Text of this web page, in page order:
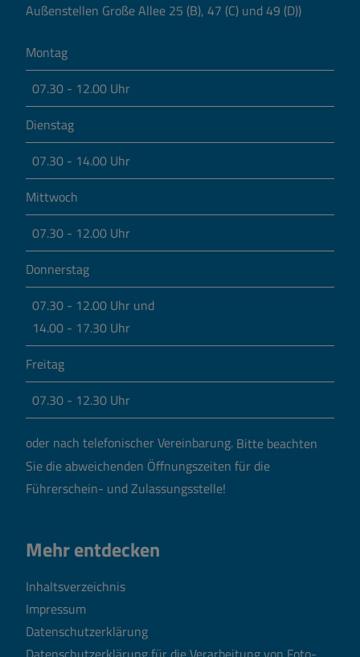
Außenstellen Große Allee 25 (B), 47 (C) und 49 (D))
Montag
07.30 - 12.00 Uhr
Dienstag
07.30 - 14.00 Uhr
Mittwoch
07.30 - 12.00 Uhr
Donnerstag
07.30 - 12.00 Uhr und
14.00 - 17.30 Uhr
Freitag
07.30 - 12.30 Uhr
oder nach telefonischer Vereinbarung. Bitte beachten
Sie die abweichenden Öffnungszeiten für die
Führerschein- und Zulassungsstelle!
Mehr entdecken
Inhaltsverzeichnis
Impressum
Datenschutzerklärung
Datenschutzerklärung für die Verarbeitung von Foto-